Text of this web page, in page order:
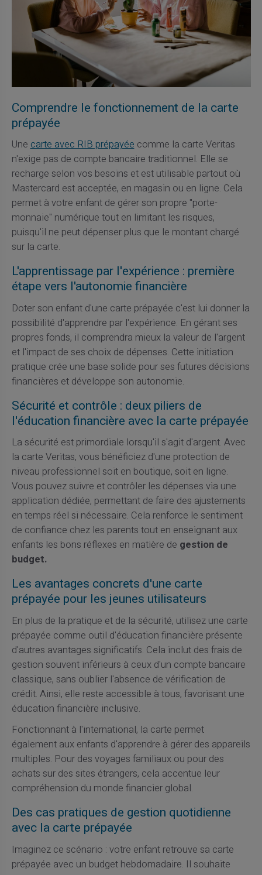
Comprendre le fonctionnement de la carte
prépayée
Unecarte avec RIB prépayéecomme la carte Veritas
n'exige pas de compte bancaire traditionnel. Elle se
recharge selon vos besoins et est utilisable partout où
Mastercard est acceptée, en magasin ou en ligne. Cela
permet à votre enfant de gérer son propre "porte-
monnaie" numérique tout en limitant les risques,
puisqu'il ne peut dépenser plus que le montant chargé
sur la carte.
L'apprentissage par l'expérience : première
étape vers l'autonomie financière
Doter son enfant d'une carte prépayée c'est lui donner la
possibilité d'apprendre par l'expérience. En gérant ses
propres fonds, il comprendra mieux la valeur de l'argent
et l'impact de ses choix de dépenses. Cette initiation
pratique crée une base solide pour ses futures décisions
financières et développe son autonomie.
Sécurité et contrôle : deux piliers de
l'éducation financière avec la carte prépayée
La sécurité est primordiale lorsqu'il s'agit d'argent. Avec
la carte Veritas, vous bénéficiez d'une protection de
niveau professionnel soit en boutique, soit en ligne.
Vous pouvez suivre et contrôler les dépenses via une
application dédiée, permettant de faire des ajustements
en temps réel si nécessaire. Cela renforce le sentiment
de confiance chez les parents tout en enseignant aux
enfants les bons réflexes en matière de gestion de
budget.
Les avantages concrets d'une carte
prépayée pour les jeunes utilisateurs
En plus de la pratique et de la sécurité, utilisez une carte
prépayée comme outil d'éducation financière présente
d'autres avantages significatifs. Cela inclut des frais de
gestion souvent inférieurs à ceux d'un compte bancaire
classique, sans oublier l'absence de vérification de
crédit. Ainsi, elle reste accessible à tous, favorisant une
éducation financière inclusive.
Fonctionnant à l'international, la carte permet
également aux enfants d'apprendre à gérer des appareils
multiples. Pour des voyages familiaux ou pour des
achats sur des sites étrangers, cela accentue leur
compréhension du monde financier global.
Des cas pratiques de gestion quotidienne
avec la carte prépayée
Imaginez ce scénario : votre enfant retrouve sa carte
prépayée avec un budget hebdomadaire. Il souhaite